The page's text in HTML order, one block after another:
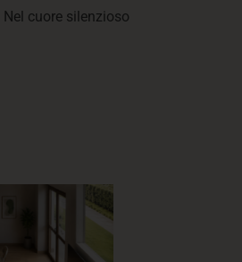
Nel cuore silenzioso